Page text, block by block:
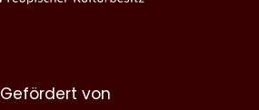
Gefördert von